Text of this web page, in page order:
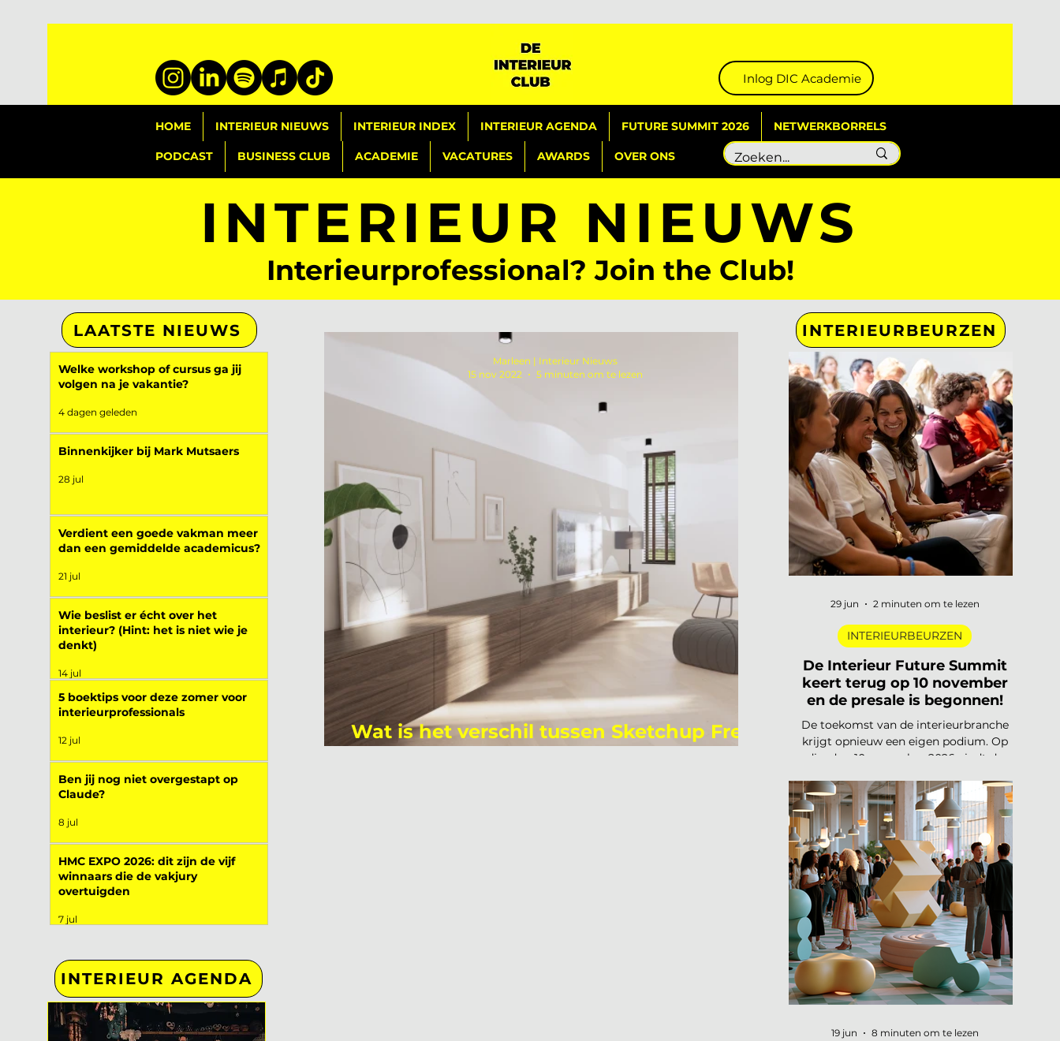
Inlog DIC Academie
HOME INTERIEUR NIEUWS INTERIEUR INDEX INTERIEUR AGENDA FUTURE SUMMIT 2026 NETWERKBORRELS
PODCAST BUSINESS CLUB ACADEMIE VACATURES AWARDS OVER ONS
INTERIEUR NIEUWS
Interieurprofessional? Join the Club!
LAATSTE NIEUWS
Welke workshop of cursus ga jij
volgen na je vakantie?
4 dagen geleden
Binnenkijker bij Mark Mutsaers
28 jul
Verdient een goede vakman meer
dan een gemiddelde academicus?
21 jul
Wie beslist er écht over het
interieur? (Hint: het is niet wie je
denkt)
14 jul
5 boektips voor deze zomer voor
interieurprofessionals
12 jul
Ben jij nog niet overgestapt op
Claude?
8 jul
HMC EXPO 2026: dit zijn de vijf
winnaars die de vakjury
overtuigden
7 jul
INTERIEUR AGENDA
Wat is het verschil tussen Sketchup Free,
Marleen | Interieur Nieuws
15 nov 2022
5 minuten om te lezen
INTERIEURBEURZEN
De Interieur Future Summit
keert terug op 10 november
en de presale is begonnen!
De toekomst van de interieurbranche
krijgt opnieuw een eigen podium. Op
dinsdag 10 november 2026 vindt de
Summit plaats, dit keer in Vianen. Een
dag waarop de hele branche
samenkomt om vooruit te kijken naar
waar ons vak naartoe beweegt. De
presale is gestart en er zijn vijftig tickets
beschikbaar voor 75 euro, daarna gaat
de prijs naar 125 euro. De Interieur
Future Summit keert terug op 10
november en de presale is begonnen!
Vorig jaar u
INTERIEURBEURZEN
29 jun 2 minuten om te lezen
19 jun 8 minuten om te lezen